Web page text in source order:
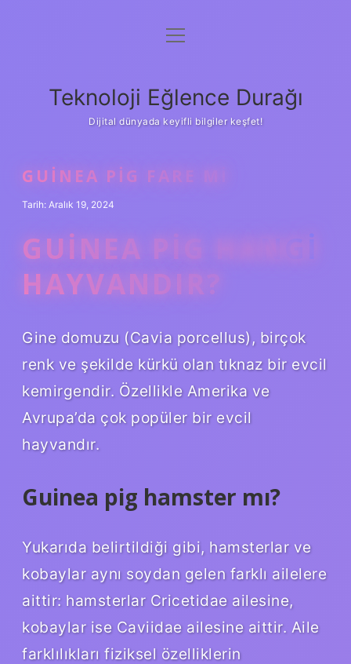
Anasayfa
Yasal Uyarı
menüyü
Teknoloji Eğlence Durağı
Dijital dünyada keyifli bilgiler keşfet!
GUINEA PIG FARE MI
Tarih: Aralık 19, 2024
GUINEA PIG HANGI
HAYVANDIR?
Gine domuzu (Cavia porcellus), birçok
renk ve şekilde kürkü olan tıknaz bir evcil
kemirgendir. Özellikle Amerika ve
Avrupa’da çok popüler bir evcil
hayvandır.
Guinea pig hamster mı?
Yukarıda belirtildiği gibi, hamsterlar ve
kobaylar aynı soydan gelen farklı ailelere
aittir: hamsterlar Cricetidae ailesine,
kobaylar ise Caviidae ailesine aittir. Aile
farklılıkları fiziksel özelliklerin